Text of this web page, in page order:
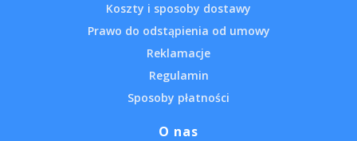
Koszty i sposoby dostawy
Prawo do odstąpienia od umowy
Reklamacje
Regulamin
Sposoby płatności
O nas